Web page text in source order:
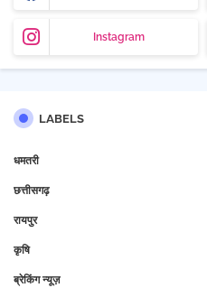
Instagram
LABELS
धमतरी
छत्तीसगढ़
रायपुर
कृषि
ब्रेकिंग न्यूज़